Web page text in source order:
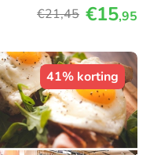
€21,45 €15,95
41% korting